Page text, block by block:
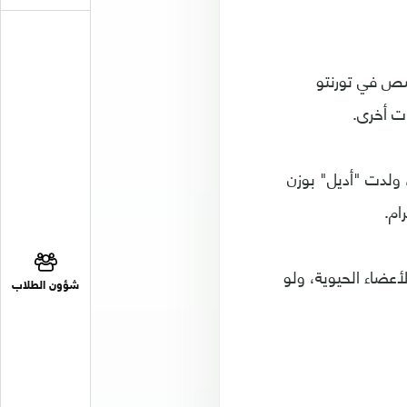
شؤون الطلاب
في تورنتو
أخرى.
2022، في الأسبوع 22 من الحمل، ولدت "أديل" بوزن
الحيوية، ولو